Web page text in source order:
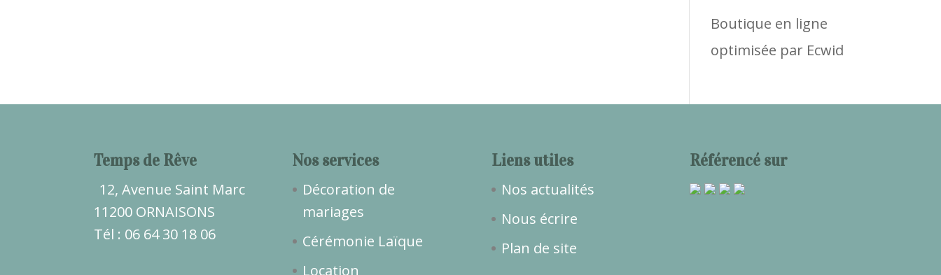
Boutique en ligne
optimisée par Ecwid
Temps de Rêve
12, Avenue Saint Marc
11200 ORNAISONS
Tél : 06 64 30 18 06
Nos services
Décoration de
mariages
Cérémonie Laïque
Location
Liens utiles
Nos actualités
Nous écrire
Plan de site
Référencé sur